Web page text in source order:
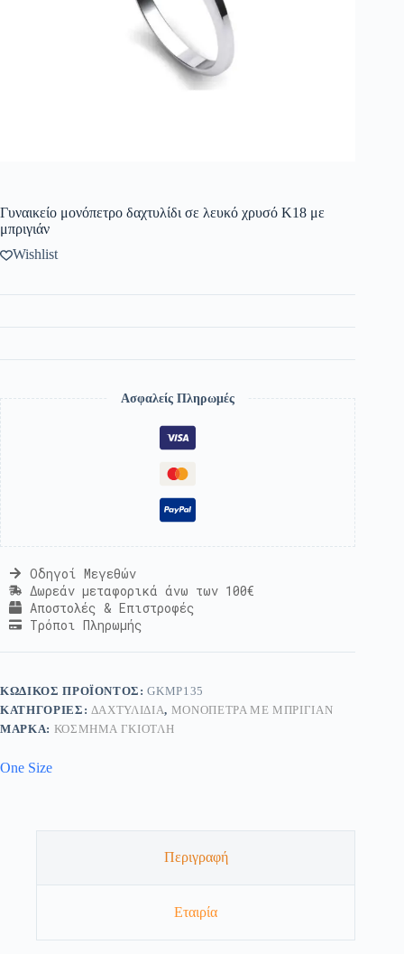
Γυναικείο μονόπετρο δαχτυλίδι σε λευκό χρυσό Κ18 με
μπριγιάν
Wishlist
Ασφαλείς Πληρωμές
Οδηγοί Μεγεθών
Δωρεάν μεταφορικά άνω των 100€
Αποστολές & Επιστροφές
Τρόποι Πληρωμής
ΚΩΔΙΚΌΣ ΠΡΟΪΌΝΤΟΣ:GKMP135
ΚΑΤΗΓΟΡΊΕΣ: ΔΑΧΤΥΛΊΔΙΑ, ΜΟΝΌΠΕΤΡΑ ΜΕ ΜΠΡΙΓΙΆΝ
ΜΆΡΚΑ: ΚΟΣΜΗΜΑ ΓΚΙΟΤΛΗ
One Size
Περιγραφή
Εταιρία